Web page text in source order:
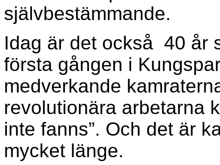
självbestämmande.
Idag är det också 40 år
första gången i
medverkande
revolutionära arbetarna
inte fanns”. Och det är
mycket länge.